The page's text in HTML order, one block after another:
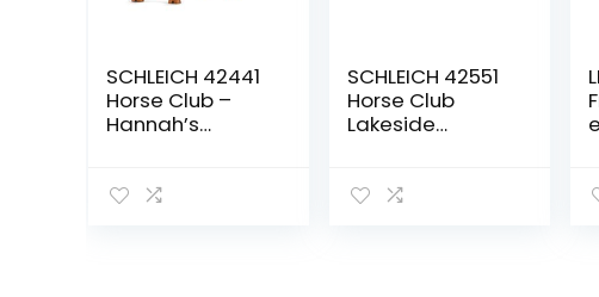
SCHLEICH 42441
Horse Club –
Hannah’s
Kinderspeelgoe
SCHLEICH 42551
Horse Club
Lakeside
Speelfigurenset